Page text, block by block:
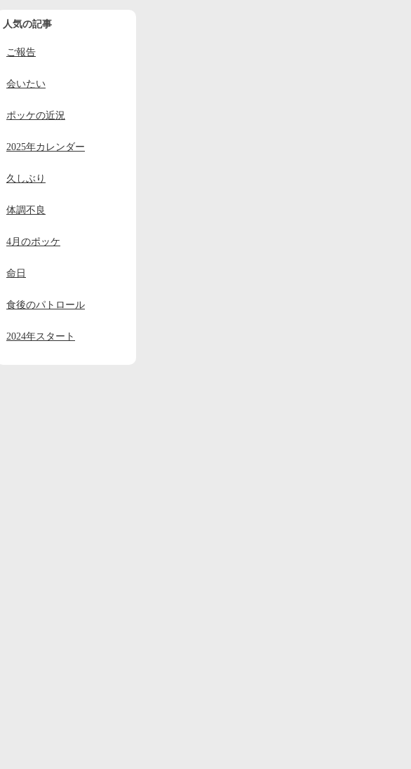
2024年4月
2024年3月
2024年2月
2023年11月(2)
2023年10月
2023年6月
2023年5月 (1)
人気の記事
ご報告
会いたい
ポッケの近況
2025年カレンダー
久しぶり
体調不良
4月のポッケ
命日
食後のパトロール
2024年スタート